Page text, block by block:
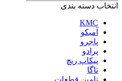
انتخاب دسته بندی
KMC
آمیکو
پاجرو
پرادو
پیکاپ ریچ
تاگا